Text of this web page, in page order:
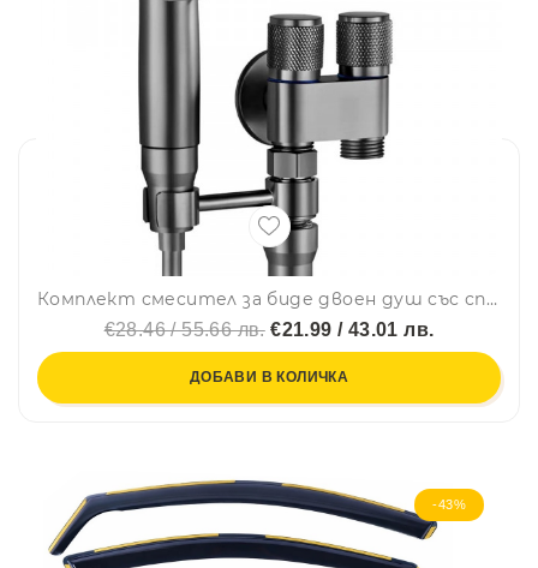
Комплект смесител за биде двоен душ със спирателен кран и двойно управление от неръждаема стомана за стенен монтаж - графит
€28.46 / 55.66 лв.€21.99 / 43.01 лв.
ДОБАВИ В КОЛИЧКА
-43%